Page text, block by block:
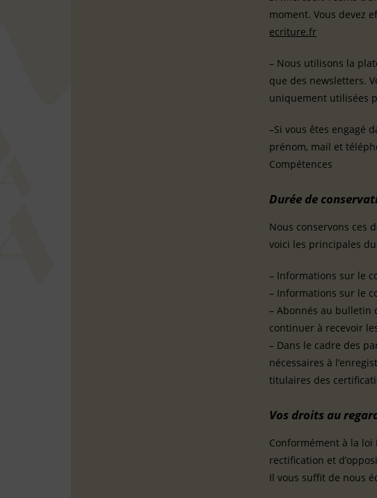
moment. Vous devez
ecriture.fr
– Nous utilisons la
que des newsletters.
uniquement utilisées
–Si vous êtes engagé
prénom, mail et
Compétences
Durée de
Nous conservons ces
voici les principales
– Informations sur le
– Informations sur le
– Abonnés au bulletin
continuer à recevoir
– Dans le cadre des
nécessaires à
titulaires des
Vos droits au
Conformément à la loi
rectification et
Il vous suffit de nous